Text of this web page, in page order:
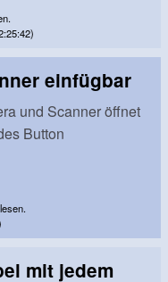
einfügbar
und Scanner öffnet
Button
mit jedem